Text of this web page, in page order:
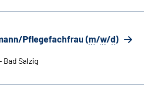
Pflegefachfrau (m/w/d)
Bad Salzig